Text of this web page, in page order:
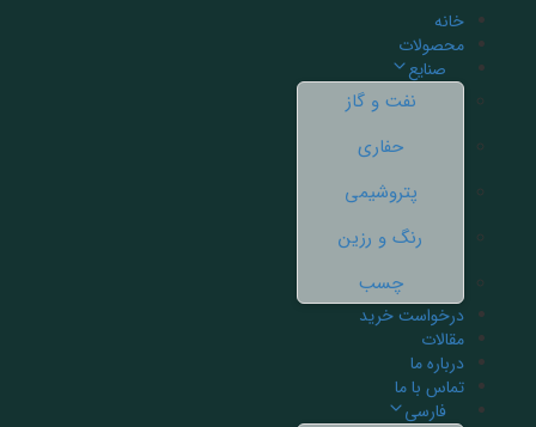
خانه
محصولات
صنایع
نفت و گاز
حفاری
پتروشیمی
رنگ و رزین
چسب
درخواست خرید
مقالات
درباره ما
تماس با ما
فارسی